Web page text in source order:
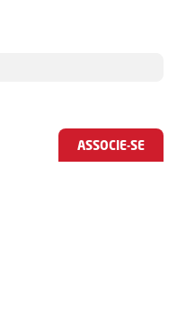
ASSOCIE-SE